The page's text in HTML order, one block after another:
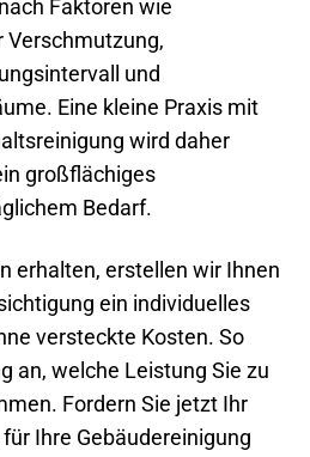
Faktoren wie
Verschmutzung,
und
Eine kleine Praxis mit
wird daher
großflächiges
Bedarf.
erhalten, erstellen wir Ihnen
ein individuelles
versteckte Kosten. So
an, welche Leistung Sie zu
Fordern Sie jetzt Ihr
Ihre Gebäudereinigung